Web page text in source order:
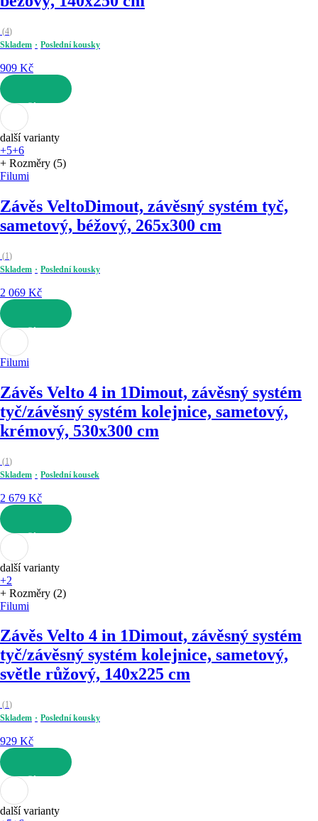
(4)
Skladem
Poslední kousky
909 Kč
DO KOŠÍKU
další varianty
+5+6
+ Rozměry (5)
Filumi
Závěs VeltoDimout, závěsný systém tyč,
sametový, béžový, 265x300 cm
(1)
Skladem
Poslední kousky
2 069 Kč
DO KOŠÍKU
Filumi
Závěs Velto 4 in 1Dimout, závěsný systém
tyč/závěsný systém kolejnice, sametový,
krémový, 530x300 cm
(1)
Skladem
Poslední kousek
2 679 Kč
DO KOŠÍKU
další varianty
+2
+ Rozměry (2)
Filumi
Závěs Velto 4 in 1Dimout, závěsný systém
tyč/závěsný systém kolejnice, sametový,
světle růžový, 140x225 cm
(1)
Skladem
Poslední kousky
929 Kč
DO KOŠÍKU
další varianty